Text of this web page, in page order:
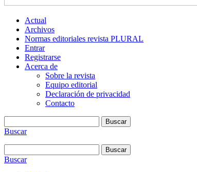
Actual
Archivos
Normas editoriales revista PLURAL
Entrar
Registrarse
Acerca de
Sobre la revista
Equipo editorial
Declaración de privacidad
Contacto
Buscar
Buscar
Buscar
Buscar